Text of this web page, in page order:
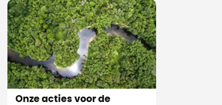
Onze acties voor de